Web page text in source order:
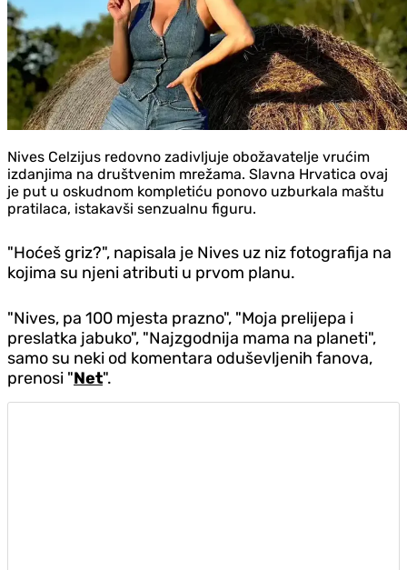
Nives Celzijus redovno zadivljuje obožavatelje vrućim
izdanjima na društvenim mrežama. Slavna Hrvatica ovaj
je put u oskudnom kompletiću ponovo uzburkala maštu
pratilaca, istakavši senzualnu figuru.
"Hoćeš griz?", napisala je Nives uz niz fotografija na
kojima su njeni atributi u prvom planu.
"Nives, pa 100 mjesta prazno", "Moja prelijepa i
preslatka jabuko", "Najzgodnija mama na planeti",
samo su neki od komentara oduševljenih fanova,
prenosi "Net".